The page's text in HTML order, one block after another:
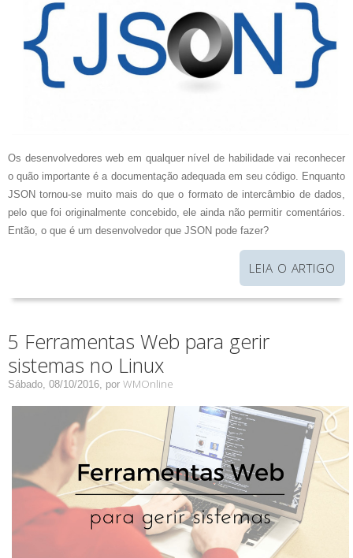
Os desenvolvedores web em qualquer nível de habilidade vai reconhecer
o quão importante é a documentação adequada em seu código. Enquanto
JSON tornou-se muito mais do que o formato de intercâmbio de dados,
pelo que foi originalmente concebido, ele ainda não permitir comentários.
Então, o que é um desenvolvedor que JSON pode fazer?
LEIA O ARTIGO
5 Ferramentas Web para gerir
sistemas no Linux
Sábado, 08/10/2016, por WMOnline